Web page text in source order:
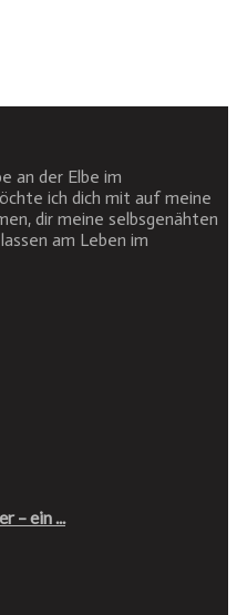
an der Elbe im
ich dich mit auf meine
dir meine selbsgenähten
am Leben im
– ein ...